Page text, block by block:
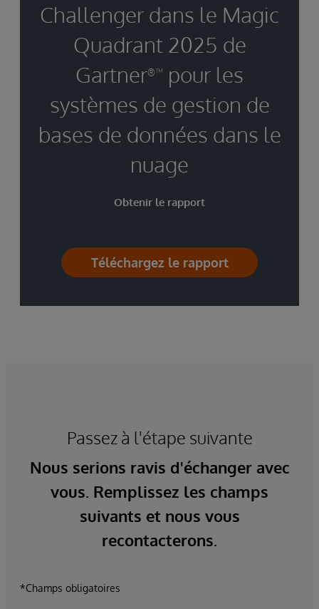
Challenger dans le Magic
Quadrant 2025 de
Gartner®™
pour les
systèmes de gestion de
bases de données dans le
nuage
Obtenir le rapport
Téléchargez le rapport
Passez à l'étape suivante
Nous serions ravis d'échanger avec
vous. Remplissez les champs
suivants et nous vous
recontacterons.
*Champs obligatoires